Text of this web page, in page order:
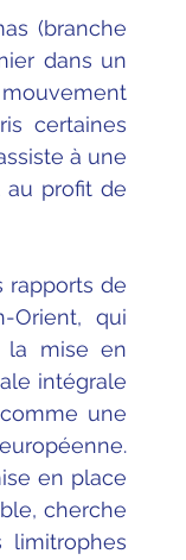
(branche
dans un
certaines
à une
au profit de
rapports de
Orient, qui
la mise en
intégrale
une
en place
cherche